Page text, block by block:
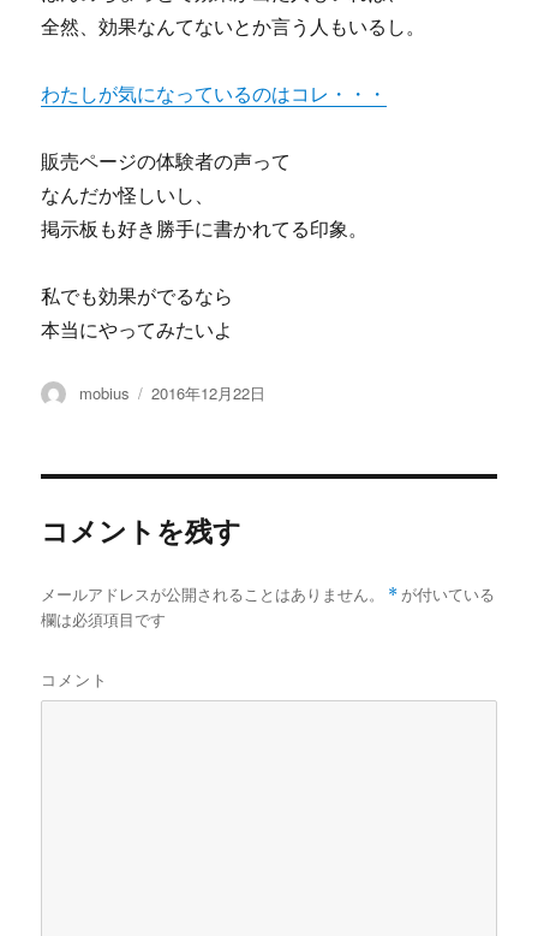
全然、効果なんてないとか言う人もいるし。
わたしが気になっているのはコレ・・・
販売ページの体験者の声って
なんだか怪しいし、
掲示板も好き勝手に書かれてる印象。
私でも効果がでるなら
本当にやってみたいよ
投
mobius
投
2016年12月22日
コメントを残す
メールアドレスが公開されることはありません。 * が付いている
欄は必須項目です
コメント